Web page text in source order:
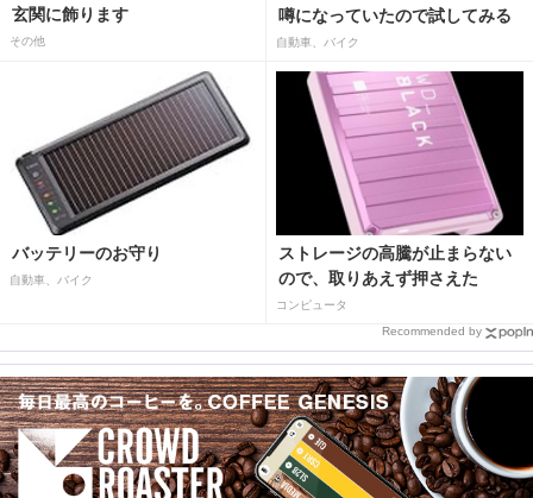
玄関に飾ります
その他
噂になっていたので試してみる
自動車、バイク
バッテリーのお守り
自動車、バイク
ストレージの高騰が止まらない
ので、取りあえず押さえた
コンピュータ
Recommended by